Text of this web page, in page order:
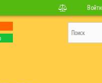
Войти